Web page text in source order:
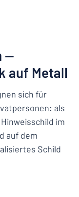
—
auf Metall
sich für
als
im
auf dem
Schild